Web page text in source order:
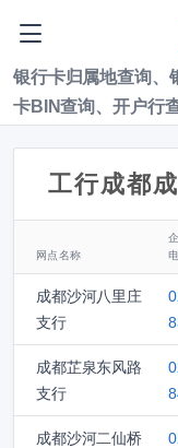
银行卡归属地查询、
卡BIN查询、开户行
工行成都
网点名称
成都沙河八里庄
支行
成都芷泉东风路
支行
成都沙河二仙桥